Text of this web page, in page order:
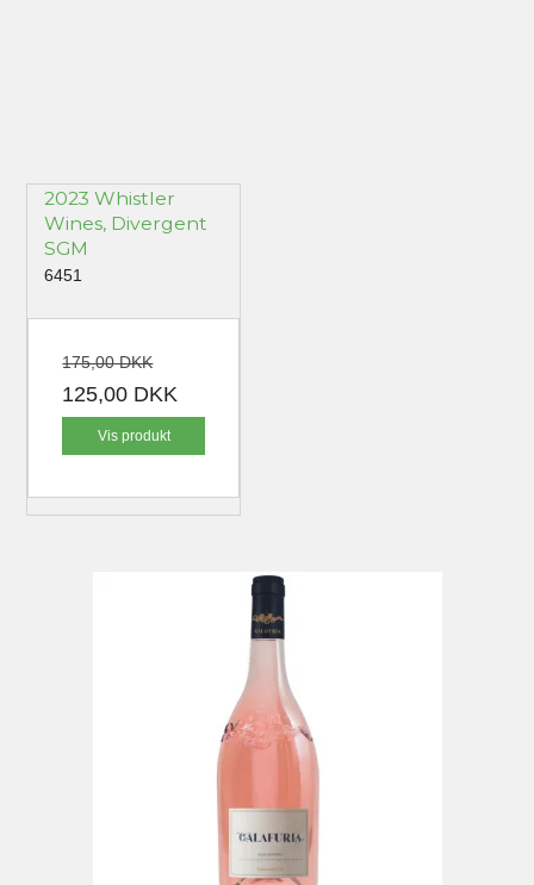
2023 Whistler
Wines, Divergent
SGM
6451
175,00 DKK
125,00 DKK
Vis produkt